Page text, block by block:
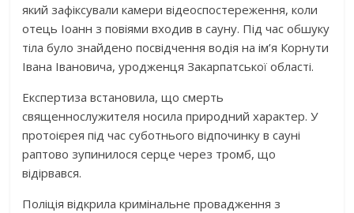
який зафіксували камери відеоспостереження, коли
отець Іоанн з повіями входив в сауну. Під час обшуку
тіла було знайдено посвідчення водія на ім’я Корнути
Івана Івановича, уродженця Закарпатської області.
Експертиза встановила, що смерть
священнослужителя носила природний характер. У
протоієрея під час суботнього відпочинку в сауні
раптово зупинилося серце через тромб, що
відірвався.
Поліція відкрила кримінальне провадження з